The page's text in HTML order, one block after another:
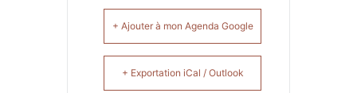
+ Ajouter à mon Agenda Google
+ Exportation iCal / Outlook